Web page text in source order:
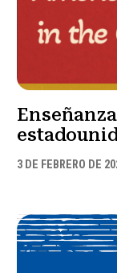
3 DE FEBRERO DE